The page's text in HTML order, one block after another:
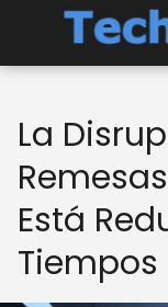
La
Está
Tiempos